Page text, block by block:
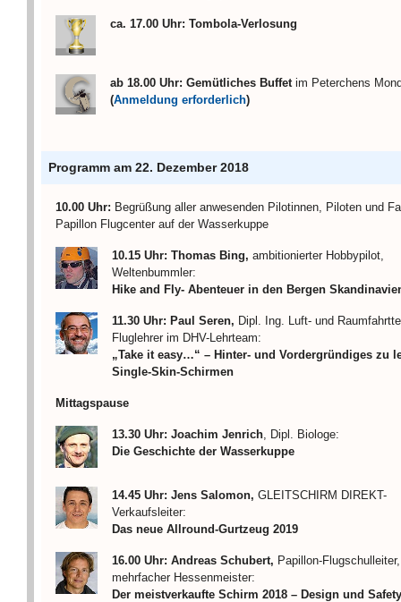
ca. 17.00 Uhr: Tombola-Verlosung
ab 18.00 Uhr: Gemütliches Buffet im Peterchens
(Anmeldung erforderlich)
Programm am 22. Dezember 2018
10.00 Uhr: Begrüßung aller anwesenden Pilotinnen, Piloten und
Papillon Flugcenter auf der Wasserkuppe
10.15 Uhr: Thomas Bing, ambitionierter Hobbypilot,
Weltenbummler:
Hike and Fly- Abenteuer in den Bergen
11.30 Uhr: Paul Seren, Dipl. Ing. Luft- und
Fluglehrer im DHV-Lehrteam:
„Take it easy…“ – Hinter- und Vordergründiges zu
Single-Skin-Schirmen
Mittagspause
13.30 Uhr: Joachim Jenrich , Dipl. Biologe:
Die Geschichte der Wasserkuppe
14.45 Uhr: Jens Salomon, GLEITSCHIRM DIREKT-
Verkaufsleiter:
Das neue Allround-Gurtzeug 2019
16.00 Uhr: Andreas Schubert, Papillon-Flugschulleiter,
mehrfacher Hessenmeister:
Der meistverkaufte Schirm 2018 – Design und